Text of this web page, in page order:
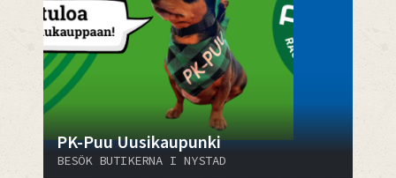
PK-Puu Uusikaupunki
BESÖK BUTIKERNA I NYSTAD